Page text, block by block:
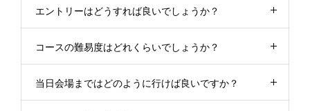
エントリーはどうすれば良いでしょうか？
コースの難易度はどれくらいでしょうか？
当日会場まではどのように行けば良いですか？